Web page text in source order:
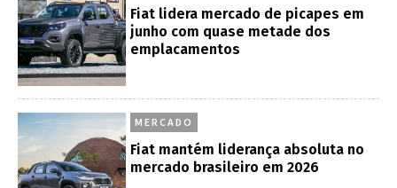
Fiat lidera mercado de picapes em
junho com quase metade dos
emplacamentos
MERCADO
Fiat mantém liderança absoluta no
mercado brasileiro em 2026